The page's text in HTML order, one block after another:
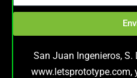
San Juan Ingenieros,
www.letsprototype.com,